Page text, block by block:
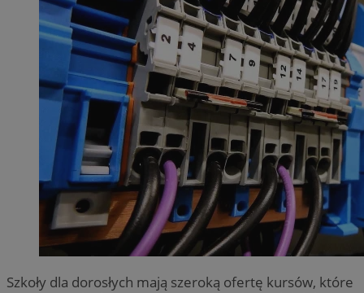
Szkoły dla dorosłych mają szeroką ofertę kursów, które